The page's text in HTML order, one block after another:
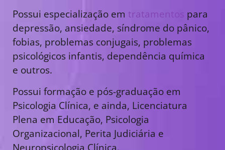
Possui especialização em tratamentos para
depressão, ansiedade, síndrome do pânico,
fobias, problemas conjugais, problemas
psicológicos infantis, dependência química
e outros.
Possui formação e pós-graduação em
Psicologia Clínica, e ainda, Licenciatura
Plena em Educação, Psicologia
Organizacional, Perita Judiciária e
Neuropsicologia Clínica.